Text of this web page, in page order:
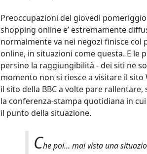
Preoccupazioni del giovedì
shopping online e’ estremamente
normalmente va nei negozi finisce col
online, in situazioni come questa. E le
persino la raggiungibilità - dei siti ne
momento non si riesce a visitare il sito
il sito della BBC a volte pare
la conferenza-stampa quotidiana in
il punto della situazione.
Che poi… mai vista una